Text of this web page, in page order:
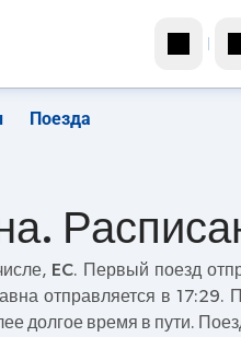
Поезда
EC. Первый поезд
отправляется в 17:29.
долгое время в пути.